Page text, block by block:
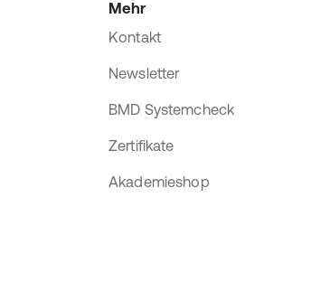
Mehr
Kontakt
Newsletter
BMD Systemcheck
Zertifikate
Akademieshop